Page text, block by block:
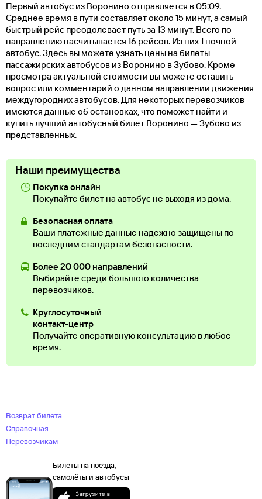
Первый автобус из Воронино отправляется в 05:09.
Среднее время в пути составляет около 15 минут, а самый
быстрый рейс преодолевает путь за 13 минут. Всего по
направлению насчитывается 16 рейсов. Из них 1 ночной
автобус. Здесь вы можете узнать цены на билеты
пассажирских автобусов из Воронино в Зубово. Кроме
просмотра актуальной стоимости вы можете оставить
вопрос или комментарий о данном направлении движения
междугородних автобусов. Для некоторых перевозчиков
имеются данные об остановках, что поможет найти и
купить лучший автобусный билет Воронино — Зубово из
представленных.
Наши преимущества
Покупка онлайн
Покупайте билет на автобус не выходя из дома.
Безопасная оплата
Ваши платежные данные надежно защищены по
последним стандартам безопасности.
Более 20 000 направлений
Выбирайте среди большого количества
перевозчиков.
Круглосуточный
контакт-центр
Получайте оперативную консультацию в любое
время.
Возврат билета
Справочная
Перевозчикам
Билеты на поезда,
самолёты и автобусы